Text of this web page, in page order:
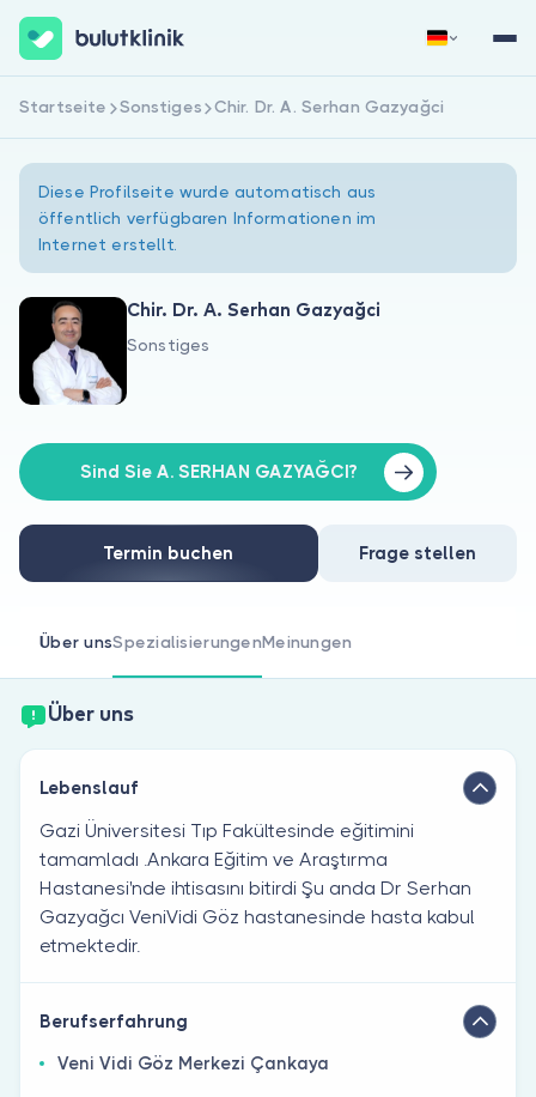
Über uns
Für Patienten
Für Ärzte
Jetzt registrieren Anmelden
Startseite Sonstiges Chir. Dr. A. Serhan Gazyağci
Diese Profilseite wurde automatisch aus
öffentlich verfügbaren Informationen im
Internet erstellt.
Chir. Dr. A. Serhan Gazyağci
Sonstiges
Sind Sie A. SERHAN GAZYAĞCI?
Termin buchen Frage stellen
Über unsSpezialisierungenMeinungen
Über uns
Lebenslauf
Gazi Üniversitesi Tıp Fakültesinde eğitimini
tamamladı .Ankara Eğitim ve Araştırma
Hastanesi'nde ihtisasını bitirdi Şu anda Dr Serhan
Gazyağcı VeniVidi Göz hastanesinde hasta kabul
etmektedir.
Berufserfahrung
Veni Vidi Göz Merkezi Çankaya